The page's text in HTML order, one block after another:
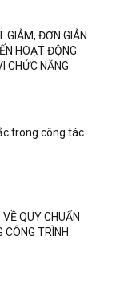
GIẢM, ĐƠN GIẢN
HOẠT ĐỘNG
CHỨC NĂNG
trong công tác
QUY CHUẨN
CÔNG TRÌNH